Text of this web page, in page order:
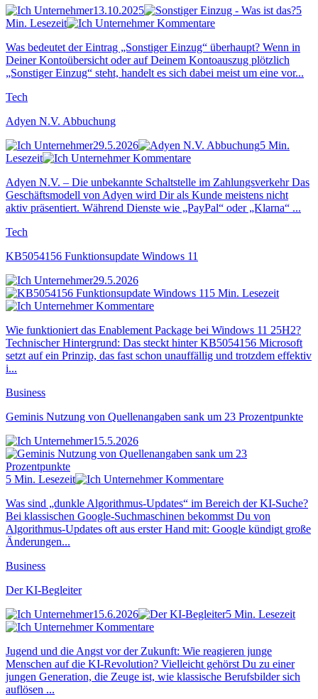
13.10.2025
5
Min. Lesezeit
Kommentare
Was bedeutet der Eintrag „Sonstiger Einzug“ überhaupt? Wenn in
Deiner Kontoübersicht oder auf Deinem Kontoauszug plötzlich
„Sonstiger Einzug“ steht, handelt es sich dabei meist um eine vor...
Tech
Adyen N.V. Abbuchung
29.5.2026
5 Min.
Lesezeit
Kommentare
Adyen N.V. – Die unbekannte Schaltstelle im Zahlungsverkehr Das
Geschäftsmodell von Adyen wird Dir als Kunde meistens nicht
aktiv präsentiert. Während Dienste wie „PayPal“ oder „Klarna“ ...
Tech
KB5054156 Funktionsupdate Windows 11
29.5.2026
5 Min. Lesezeit
Kommentare
Wie funktioniert das Enablement Package bei Windows 11 25H2?
Technischer Hintergrund: Das steckt hinter KB5054156 Microsoft
setzt auf ein Prinzip, das fast schon unauffällig und trotzdem effektiv
i...
Business
Geminis Nutzung von Quellenangaben sank um 23 Prozentpunkte
15.5.2026
5 Min. Lesezeit
Kommentare
Was sind „dunkle Algorithmus-Updates“ im Bereich der KI-Suche?
Bei klassischen Google-Suchmaschinen bekommst Du von
Algorithmus-Updates oft aus erster Hand mit: Google kündigt große
Änderungen...
Business
Der KI-Begleiter
15.6.2026
5 Min. Lesezeit
Kommentare
Jugend und die Angst vor der Zukunft: Wie reagieren junge
Menschen auf die KI-Revolution? Vielleicht gehörst Du zu einer
jungen Generation, die Zeuge ist, wie klassische Berufsbilder sich
auflösen ...